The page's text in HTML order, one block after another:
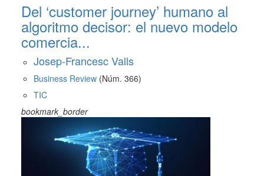
Del ‘customer journey’ humano al
algoritmo decisor: el nuevo modelo
comercia...
Josep-Francesc Valls
Business Review (Núm. 366)
TIC
bookmark_border